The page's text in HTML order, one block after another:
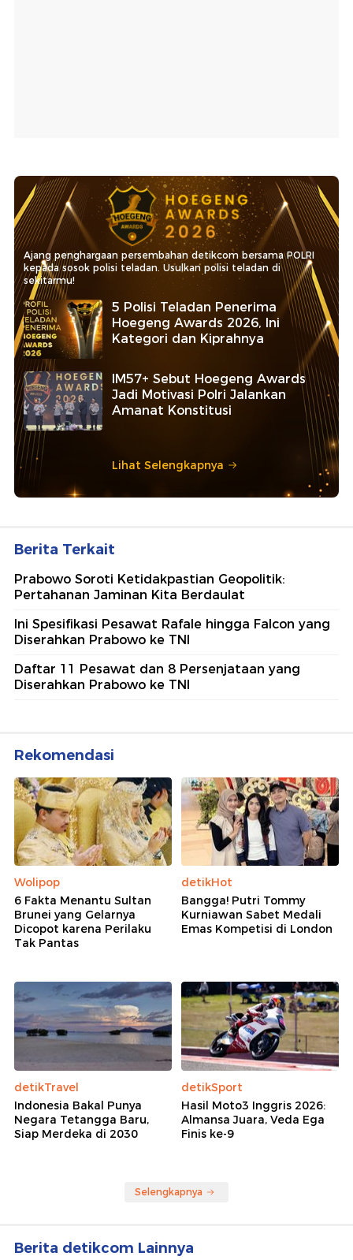
Ajang penghargaan persembahan detikcom bersama POLRI
kepada sosok polisi teladan. Usulkan polisi teladan di
sekitarmu!
5 Polisi Teladan Penerima
Hoegeng Awards 2026, Ini
Kategori dan Kiprahnya
IM57+ Sebut Hoegeng Awards
Jadi Motivasi Polri Jalankan
Amanat Konstitusi
Lihat Selengkapnya
Berita Terkait
Prabowo Soroti Ketidakpastian Geopolitik:
Pertahanan Jaminan Kita Berdaulat
Ini Spesifikasi Pesawat Rafale hingga Falcon yang
Diserahkan Prabowo ke TNI
Daftar 11 Pesawat dan 8 Persenjataan yang
Diserahkan Prabowo ke TNI
Rekomendasi
Wolipop
6 Fakta Menantu Sultan
Brunei yang Gelarnya
Dicopot karena Perilaku
Tak Pantas
detikHot
Bangga! Putri Tommy
Kurniawan Sabet Medali
Emas Kompetisi di London
detikTravel
Indonesia Bakal Punya
Negara Tetangga Baru,
Siap Merdeka di 2030
detikSport
Hasil Moto3 Inggris 2026:
Almansa Juara, Veda Ega
Finis ke-9
Selengkapnya
Berita detikcom Lainnya